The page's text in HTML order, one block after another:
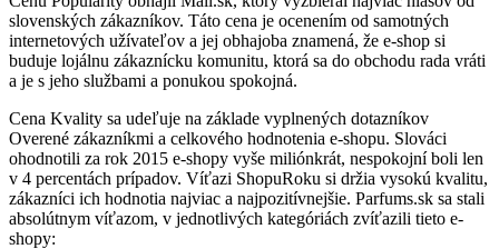
slovenských zákazníkov. Táto cena je ocenením od samotných
internetových užívateľov a jej obhajoba znamená, že e-shop si
buduje lojálnu zákaznícku komunitu, ktorá sa do obchodu rada vráti
a je s jeho službami a ponukou spokojná.
Cena Kvality sa udeľuje na základe vyplnených dotazníkov
Overené zákazníkmi a celkového hodnotenia e-shopu. Slováci
ohodnotili za rok 2015 e-shopy vyše miliónkrát, nespokojní boli len
v 4 percentách prípadov. Víťazi ShopuRoku si držia vysokú kvalitu,
zákazníci ich hodnotia najviac a najpozitívnejšie. Parfums.sk sa stali
absolútnym víťazom, v jednotlivých kategóriách zvíťazili tieto e-
shopy: